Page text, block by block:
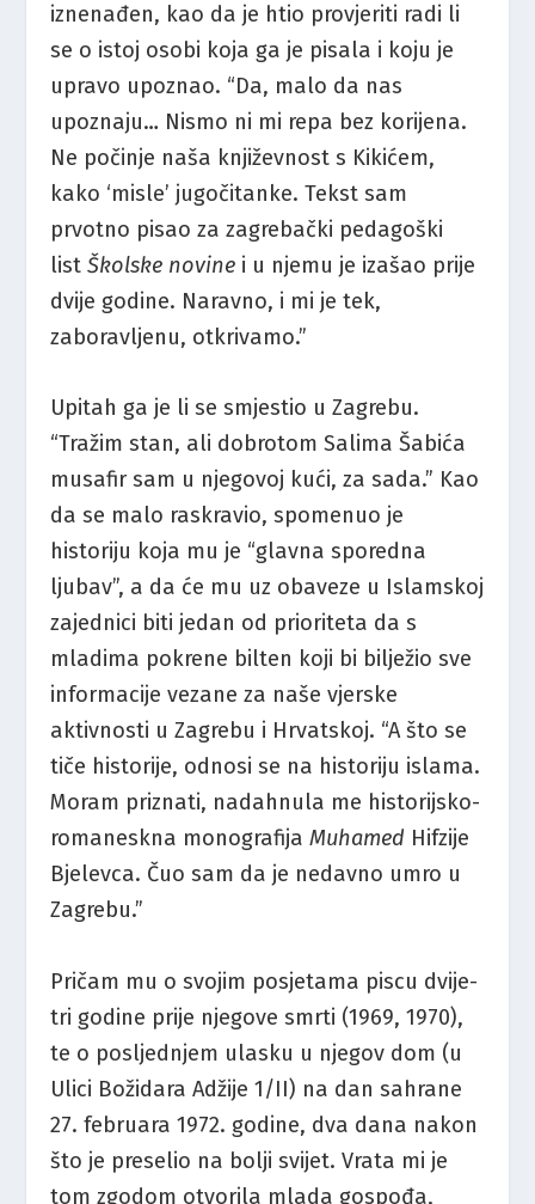
iznenađen, kao da je htio provjeriti radi li
se o istoj osobi koja ga je pisala i koju je
upravo upoznao. “Da, malo da nas
upoznaju… Nismo ni mi repa bez korijena.
Ne počinje naša književnost s Kikićem,
kako ‘misle’ jugočitanke. Tekst sam
prvotno pisao za zagrebački pedagoški
listŠkolske novine i u njemu je izašao prije
dvije godine. Naravno, i mi je tek,
zaboravljenu, otkrivamo.”
Upitah ga je li se smjestio u Zagrebu.
“Tražim stan, ali dobrotom Salima Šabića
musafir sam u njegovoj kući, za sada.” Kao
da se malo raskravio, spomenuo je
historiju koja mu je “glavna sporedna
ljubav”, a da će mu uz obaveze u Islamskoj
zajednici biti jedan od prioriteta da s
mladima pokrene bilten koji bi bilježio sve
informacije vezane za naše vjerske
aktivnosti u Zagrebu i Hrvatskoj. “A što se
tiče historije, odnosi se na historiju islama.
Moram priznati, nadahnula me historijsko-
romaneskna monografijaMuhamed Hifzije
Bjelevca. Čuo sam da je nedavno umro u
Zagrebu.”
Pričam mu o svojim posjetama piscu dvije-
tri godine prije njegove smrti (1969, 1970),
te o posljednjem ulasku u njegov dom (u
Ulici Božidara Adžije 1/II) na dan sahrane
27. februara 1972. godine, dva dana nakon
što je preselio na bolji svijet. Vrata mi je
tom zgodom otvorila mlada gospođa,